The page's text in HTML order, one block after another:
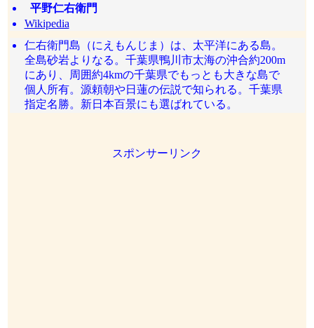
平野仁右衛門
Wikipedia
仁右衛門島（にえもんじま）は、太平洋にある島。
全島砂岩よりなる。千葉県鴨川市太海の沖合約200m
にあり、周囲約4kmの千葉県でもっとも大きな島で
個人所有。源頼朝や日蓮の伝説で知られる。千葉県
指定名勝。新日本百景にも選ばれている。
スポンサーリンク